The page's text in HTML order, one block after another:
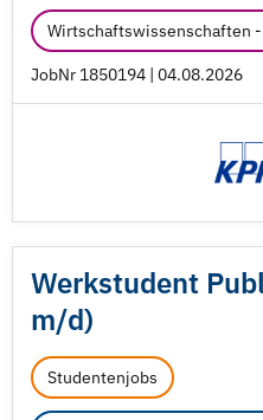
Wirtschaftswissenschaften
JobNr 1850194 | 04.08.2026
Werkstudent
m/d)
Studentenjobs